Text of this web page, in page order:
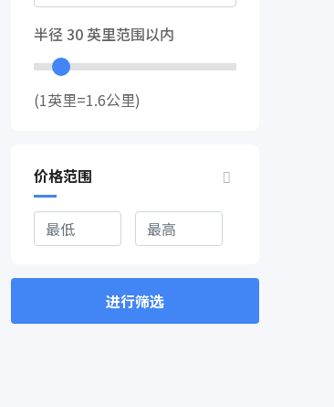
半径 30英里范围以内
(1英里=1.6公里)
价格范围
进行筛选